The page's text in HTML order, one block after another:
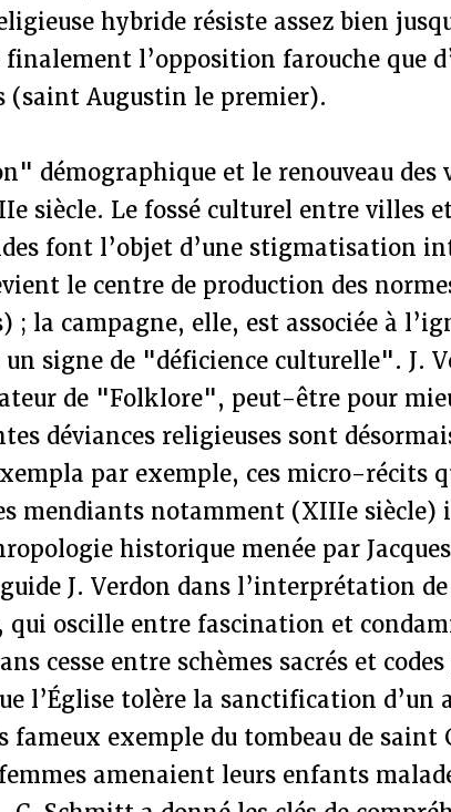
hybride résiste assez bien
l’opposition farouche que
(saint Augustin le premier).
démographique et le renouveau des
siècle. Le fossé culturel entre villes
font l’objet d’une stigmatisation
le centre de production des
; la campagne, elle, est associée à
signe de "déficience culturelle". J.
de "Folklore", peut-être pour
déviances religieuses sont
par exemple, ces micro-récits
mendiants notamment (XIIIe siècle)
historique menée par
J. Verdon dans l’interprétation
oscille entre fascination et
cesse entre schèmes sacrés et
l’Église tolère la sanctification d’un
fameux exemple du tombeau de
amenaient leurs enfants